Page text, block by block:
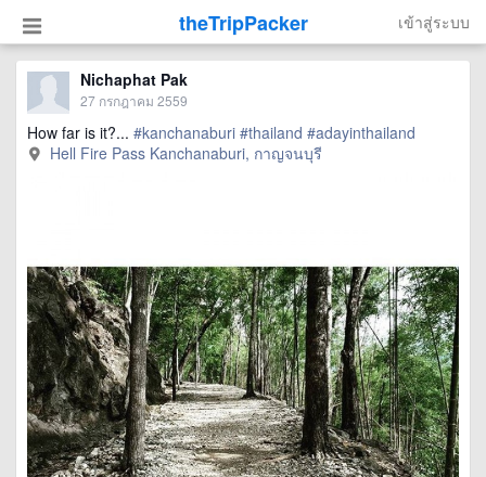
theTripPacker เข้าสู่ระบบ
Nichaphat Pak
27 กรกฎาคม 2559
How far is it?... #kanchanaburi #thailand #adayinthailand
Hell Fire Pass Kanchanaburi, กาญจนบุรี